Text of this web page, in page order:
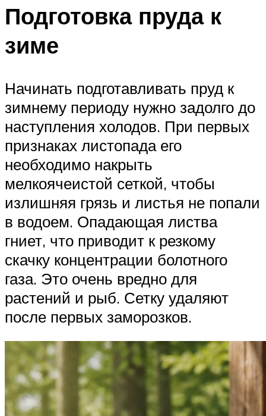
Подготовка пруда к
зиме
Начинать подготавливать пруд к
зимнему периоду нужно задолго до
наступления холодов. При первых
признаках листопада его
необходимо накрыть
мелкоячеистой сеткой, чтобы
излишняя грязь и листья не попали
в водоем. Опадающая листва
гниет, что приводит к резкому
скачку концентрации болотного
газа. Это очень вредно для
растений и рыб. Сетку удаляют
после первых заморозков.